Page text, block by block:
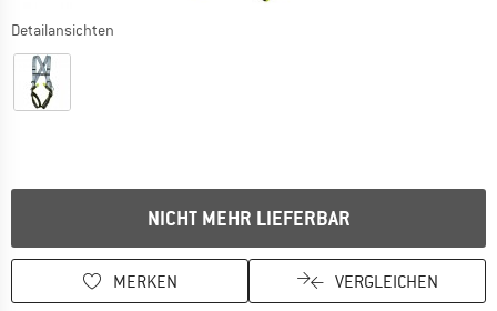
Detailansichten
NICHT MEHR LIEFERBAR
MERKEN VERGLEICHEN